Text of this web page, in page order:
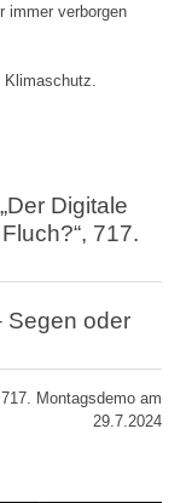
immer verborgen
Digitale
717.
Segen oder
Montagsdemo am
29.7.2024